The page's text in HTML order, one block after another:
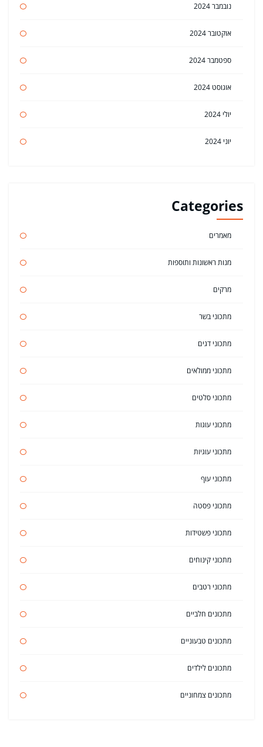
נובמבר 2024
אוקטובר 2024
ספטמבר 2024
אוגוסט 2024
יולי 2024
יוני 2024
Categories
מאמרים
מנות ראשונות ותוספות
מרקים
מתכוני בשר
מתכוני דגים
מתכוני ממולאים
מתכוני סלטים
מתכוני עוגות
מתכוני עוגיות
מתכוני עוף
מתכוני פסטה
מתכוני פשטידות
מתכוני קינוחים
מתכוני רטבים
מתכונים חלביים
מתכונים טבעוניים
מתכונים לילדים
מתכונים צמחוניים